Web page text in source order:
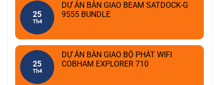
25
Th4
DỰ ÁN BÀN GIAO BEAM SATDOCK-G
9555 BUNDLE
25
Th4
DỰ ÁN BÀN GIAO BỘ PHÁT WIFI
COBHAM EXPLORER 710